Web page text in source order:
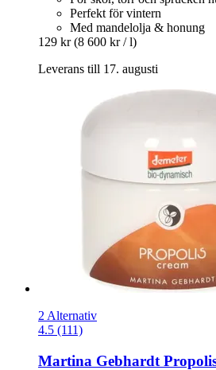
Perfekt för vintern
Med mandelolja & honung
129 kr (8 600 kr / l)
Leverans till 17. augusti
2 Alternativ
4.5 (111)
Martina Gebhardt